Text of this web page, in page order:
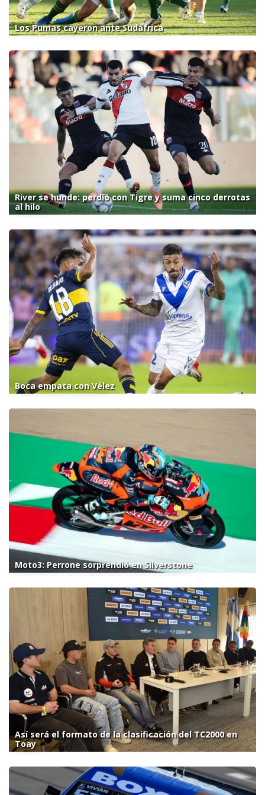
Los Pumas cayeron ante Sudáfrica
River se hunde: perdió con Tigre y suma cinco derrotas
al hilo
Boca empata con Vélez
Moto3: Perrone sorprendió en Silverstone
Así será el formato de la clasificación del TC2000 en
Toay